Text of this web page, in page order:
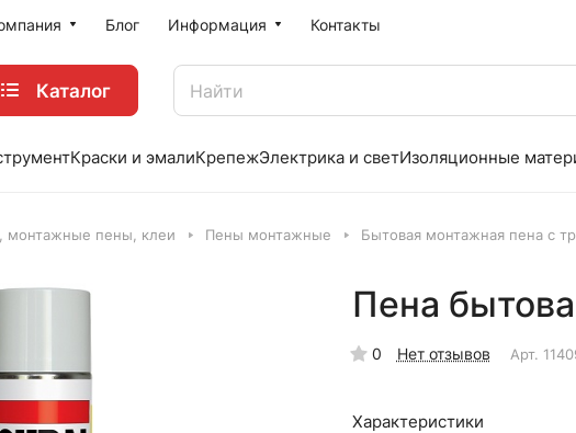
Блог Информация Контакты
Каталог
Краски и эмалиКрепежЭлектрика и светИзоляционные
монтажные пены, клеи Пены монтажные Бытовая монтажная пена с
Пена
0 Нет отзывов Арт.
Характеристики